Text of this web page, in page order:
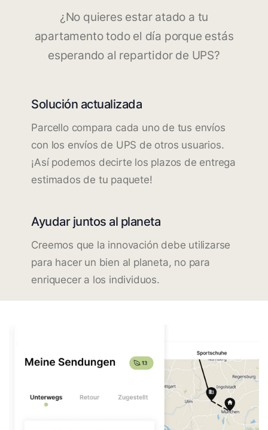
¿No quieres estar atado a tu
apartamento todo el día porque estás
esperando al repartidor de UPS?
Solución actualizada
Parcello compara cada uno de tus envíos
con los envíos de UPS de otros usuarios.
¡Así podemos decirte los plazos de entrega
estimados de tu paquete!
Ayudar juntos al planeta
Creemos que la innovación debe utilizarse
para hacer un bien al planeta, no para
enriquecer a los individuos.